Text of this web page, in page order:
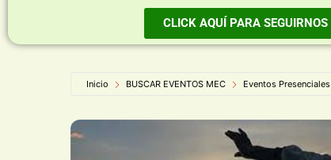
CLICK AQUÍ PARA SEGUIRNOS
Inicio BUSCAR EVENTOS MEC Eventos Presenciales